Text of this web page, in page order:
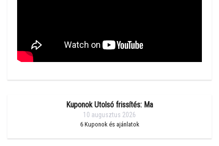
Kuponok Utolsó frissítés: Ma
10 augusztus 2026
6Kuponok és ajánlatok